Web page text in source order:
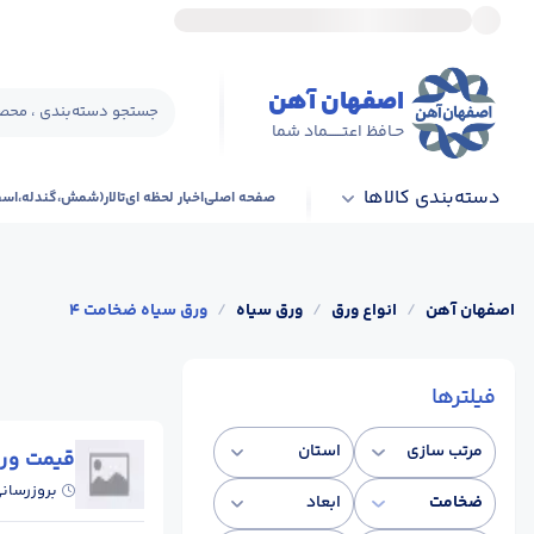
اصفهان آهن
حـافظ اعتــــــماد شما
جستجو دسته‌بندی ،
دسته‌بندی کالاها صفحه اصلیاخبار لحظه ای
اصفهان آهن / انواع ورق / ورق سیاه / ورق سیاه ضخامت 4
فیلترها
مرتب سازی
استان
ضخامت
ابعاد
قیمت